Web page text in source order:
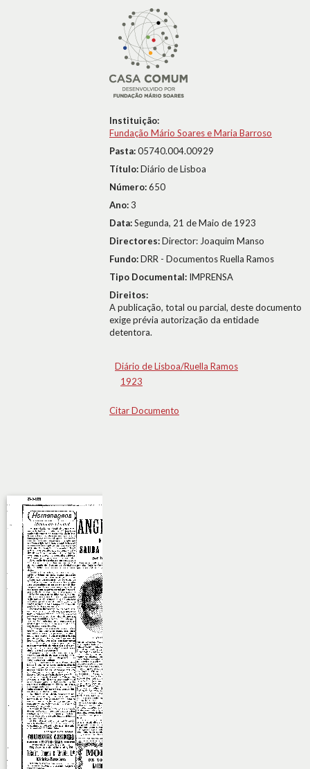
Instituição:
Fundação Mário Soares e Maria Barroso
Pasta:05740.004.00929
Título:Diário de Lisboa
Número:650
Ano:3
Data:Segunda, 21 de Maio de 1923
Directores:Director: Joaquim Manso
Fundo:DRR - Documentos Ruella Ramos
Tipo Documental: IMPRENSA
Direitos:
A publicação, total ou parcial, deste documento
exige prévia autorização da entidade
detentora.
Diário de Lisboa/Ruella Ramos
1923
Citar Documento